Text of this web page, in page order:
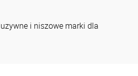
i niszowe marki dla